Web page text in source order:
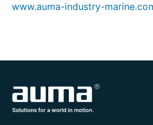
www.auma-industry-